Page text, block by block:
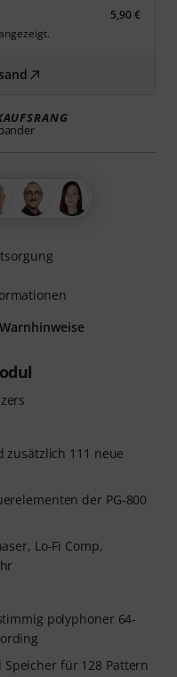
zusätzlich 111 neue
der PG-800
Lo-Fi Comp,
polyphoner 64-
für 128 Pattern
5,90 €